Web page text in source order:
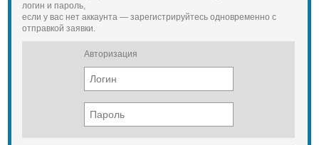
логин и пароль,
если у вас нет аккаунта — зарегистрируйтесь одновременно с
отправкой заявки.
Авторизация